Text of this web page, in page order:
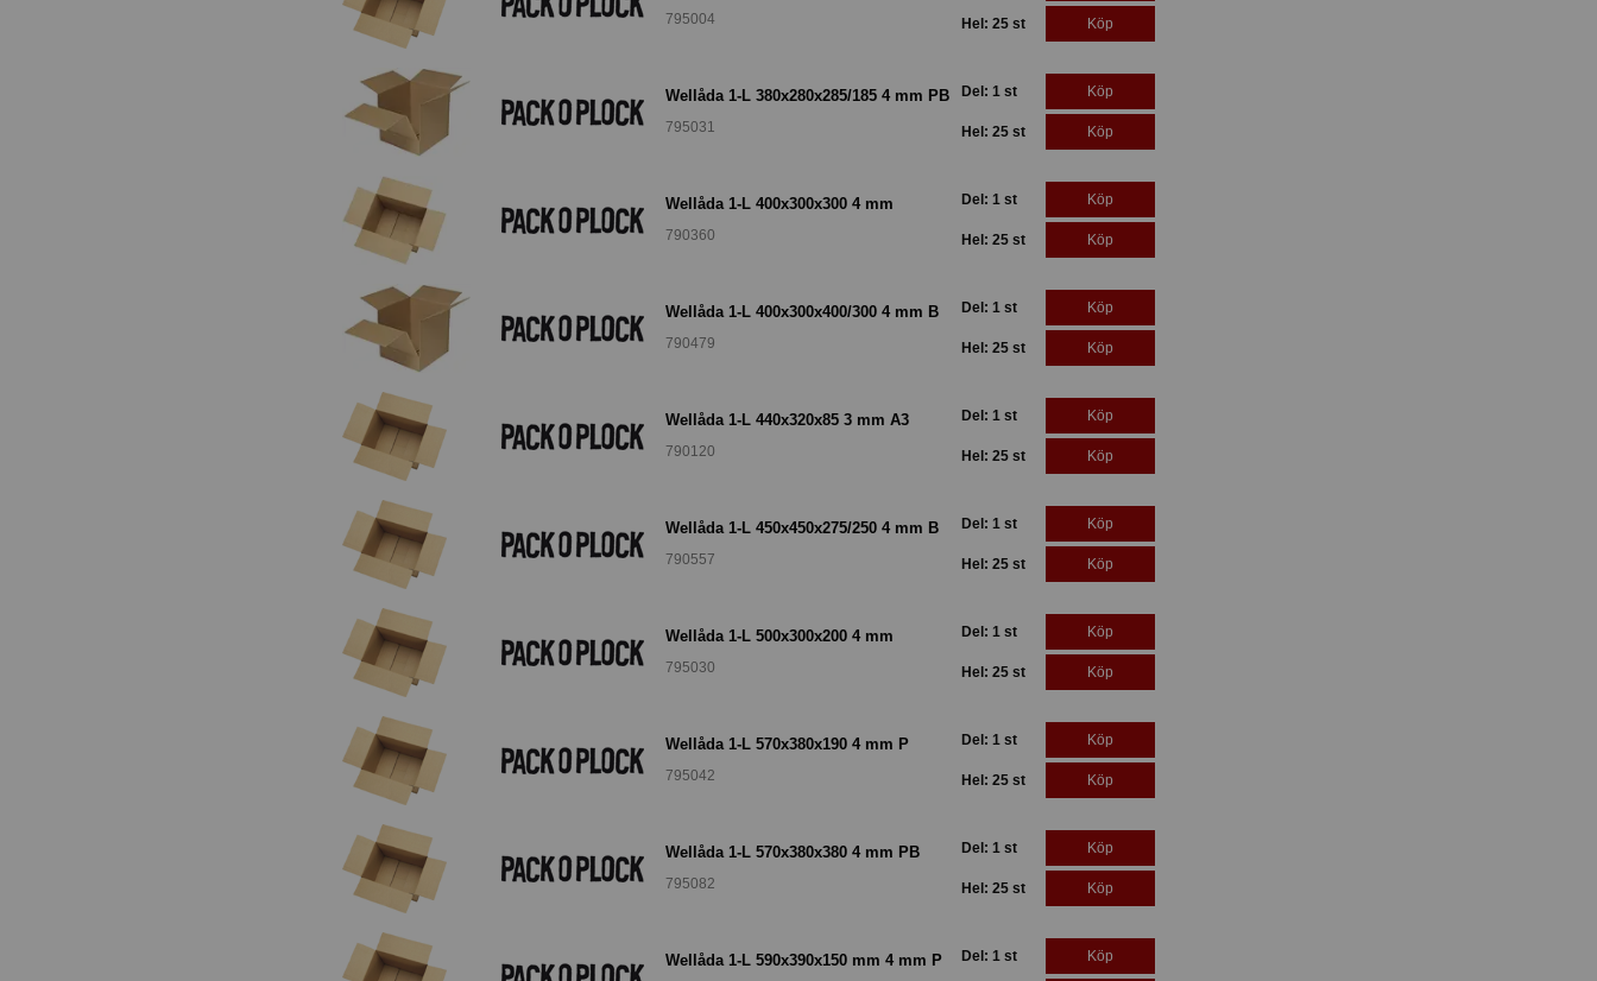
795004 Hel: 25 st Köp
Wellåda 1-L 380x280x285/185 4 mm PB
795031
Del: 1 st Köp
Hel: 25 st Köp
Wellåda 1-L 400x300x300 4 mm
790360
Del: 1 st Köp
Hel: 25 st Köp
Wellåda 1-L 400x300x400/300 4 mm B
790479
Del: 1 st Köp
Hel: 25 st Köp
Wellåda 1-L 440x320x85 3 mm A3
790120
Del: 1 st Köp
Hel: 25 st Köp
Wellåda 1-L 450x450x275/250 4 mm B
790557
Del: 1 st Köp
Hel: 25 st Köp
Wellåda 1-L 500x300x200 4 mm
795030
Del: 1 st Köp
Hel: 25 st Köp
Wellåda 1-L 570x380x190 4 mm P
795042
Del: 1 st Köp
Hel: 25 st Köp
Wellåda 1-L 570x380x380 4 mm PB
795082
Del: 1 st Köp
Hel: 25 st Köp
Wellåda 1-L 590x390x150 mm 4 mm P Del: 1 st Köp